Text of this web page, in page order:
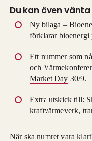
Du kan även vänta
Ny bilaga –
förklarar bioenergi
Ett nummer som
och
Market Day 30/9.
Extra utskick till:
kraftvärmeverk,
När ska numret vara